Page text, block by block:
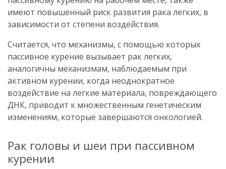
имеют повышенный риск развития рака легких, в
зависимости от степени воздействия.
Считается, что механизмы, с помощью которых
пассивное курение вызывает рак легких,
аналогичны механизмам, наблюдаемым при
активном курении, когда неоднократное
воздействие на легкие материала, повреждающего
ДНК, приводит к множественным генетическим
изменениям, которые завершаются онкологией.
Рак головы и шеи при пассивном
курении